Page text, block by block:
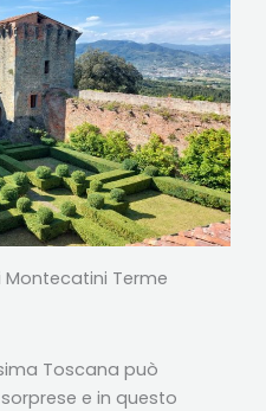
Terme
Toscana può
e in questo